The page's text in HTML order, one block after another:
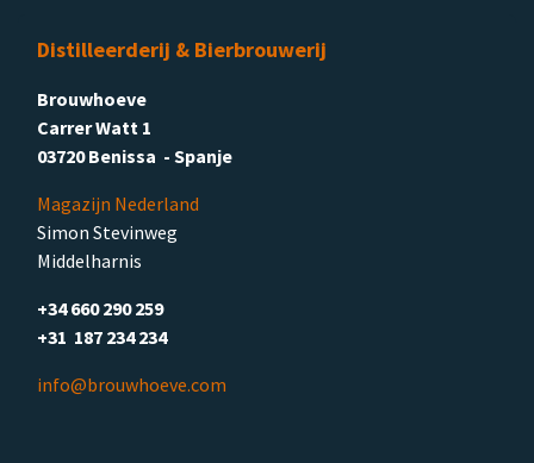
Distilleerderij & Bierbrouwerij
Brouwhoeve
Carrer Watt 1
03720 Benissa - Spanje
Magazijn Nederland
Simon Stevinweg
Middelharnis
+34 660 290 259
+31 187 234 234
info@brouwhoeve.com